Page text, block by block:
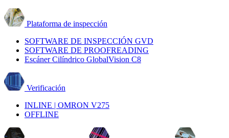
Plataforma de inspección
SOFTWARE DE INSPECCIÓN GVD
SOFTWARE DE PROOFREADING
Escáner Cilíndrico GlobalVision C8
Verificación
INLINE | OMRON V275
OFFLINE